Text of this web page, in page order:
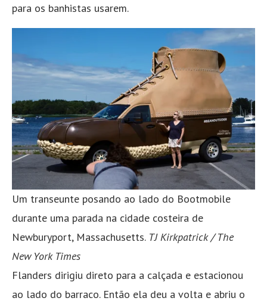
para os banhistas usarem.
Um transeunte posando ao lado do Bootmobile
durante uma parada na cidade costeira de
Newburyport, Massachusetts. TJ Kirkpatrick / The
New York Times
Flanders dirigiu direto para a calçada e estacionou
ao lado do barraco. Então ela deu a volta e abriu o